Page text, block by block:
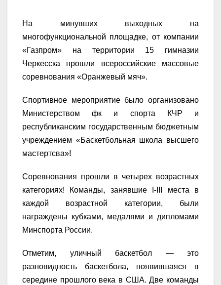
На минувших выходных на
многофункциональной площадке, от компании
«Газпром» на территории 15 гимназии
Черкесска прошли всероссийские массовые
соревнования «Оранжевый мяч».
Спортивное мероприятие было организовано
Министерством фк и спорта КЧР и
республиканским государственным бюджетным
учреждением «Баскетбольная школа высшего
мастертсва»!
Соревнования прошли в четырех возрастных
категориях! Команды, занявшие I-III места в
каждой возрастной категории, были
награждены кубками, медалями и дипломами
Минспорта России.
Отметим, уличный баскетбол — это
разновидность баскетбола, появившаяся в
середине прошлого века в США. Две команды